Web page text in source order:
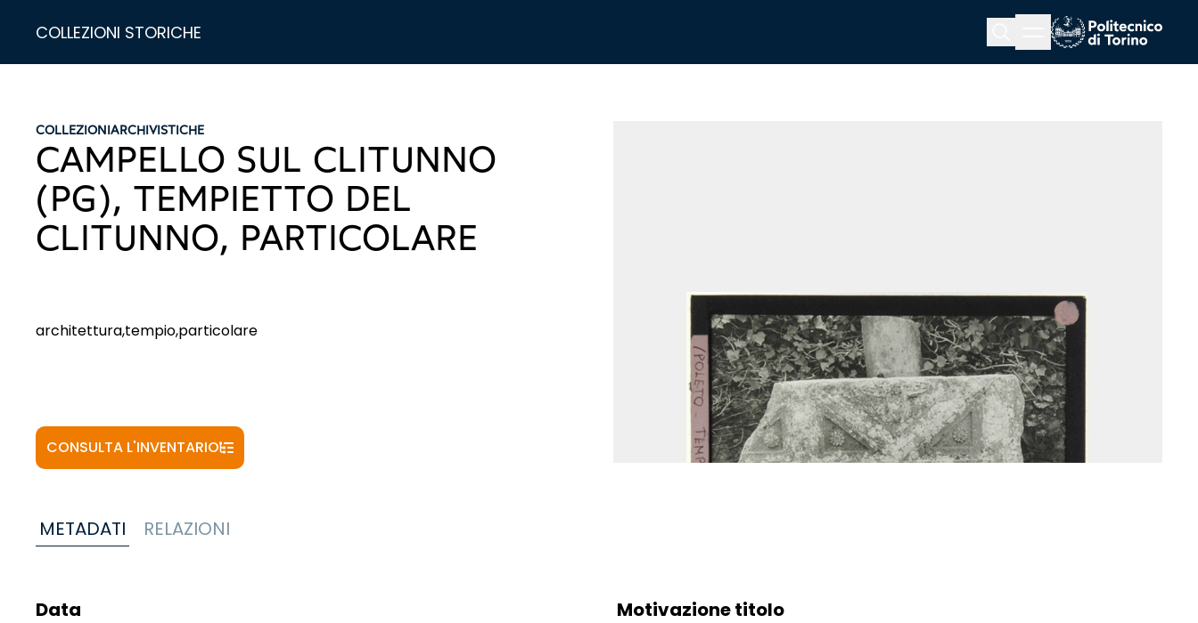
COLLEZIONI STORICHE
Menu button
COLLEZIONIARCHIVISTICHE
CAMPELLO SUL CLITUNNO
(PG), TEMPIETTO DEL
CLITUNNO, PARTICOLARE
architettura,tempio,particolare
CONSULTA L'INVENTARIO
METADATI RELAZIONI
Data Motivazione titolo